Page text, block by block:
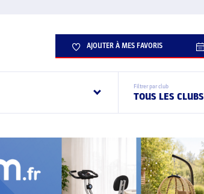
AJOUTER À MES FAVORIS
Filtrer par club
TOUS LES CLUBS